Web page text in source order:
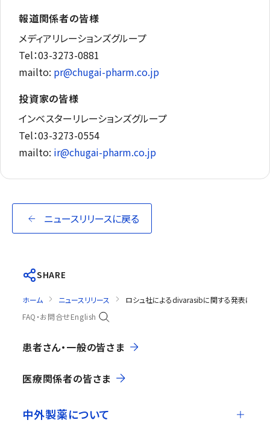
報道関係者の皆様
メディアリレーションズグループ
Tel：03-3273-0881
mailto: pr@chugai-pharm.co.jp
投資家の皆様
インベスターリレーションズグループ
Tel：03-3273-0554
mailto: ir@chugai-pharm.co.jp
ニュースリリースに戻る
SHARE
ホーム ニュースリリース
ロシュ社によるdivarasibに関する発表につい
FAQ・お問合せEnglish
患者さん・一般の皆さま
医療関係者の皆さま
中外製薬について